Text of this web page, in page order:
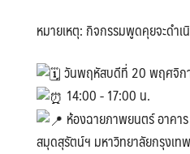
หมายเหตุ: กิจกรรมพูดคุยจะดำเ
วันพฤหัสบดีที่ 20 พฤศจิ
14:00 - 17:00 น.
ห้องฉายภาพยนตร์ อาคา
สมุดสุรัตน์ฯ มหาวิทยาลัยกรุงเทพ